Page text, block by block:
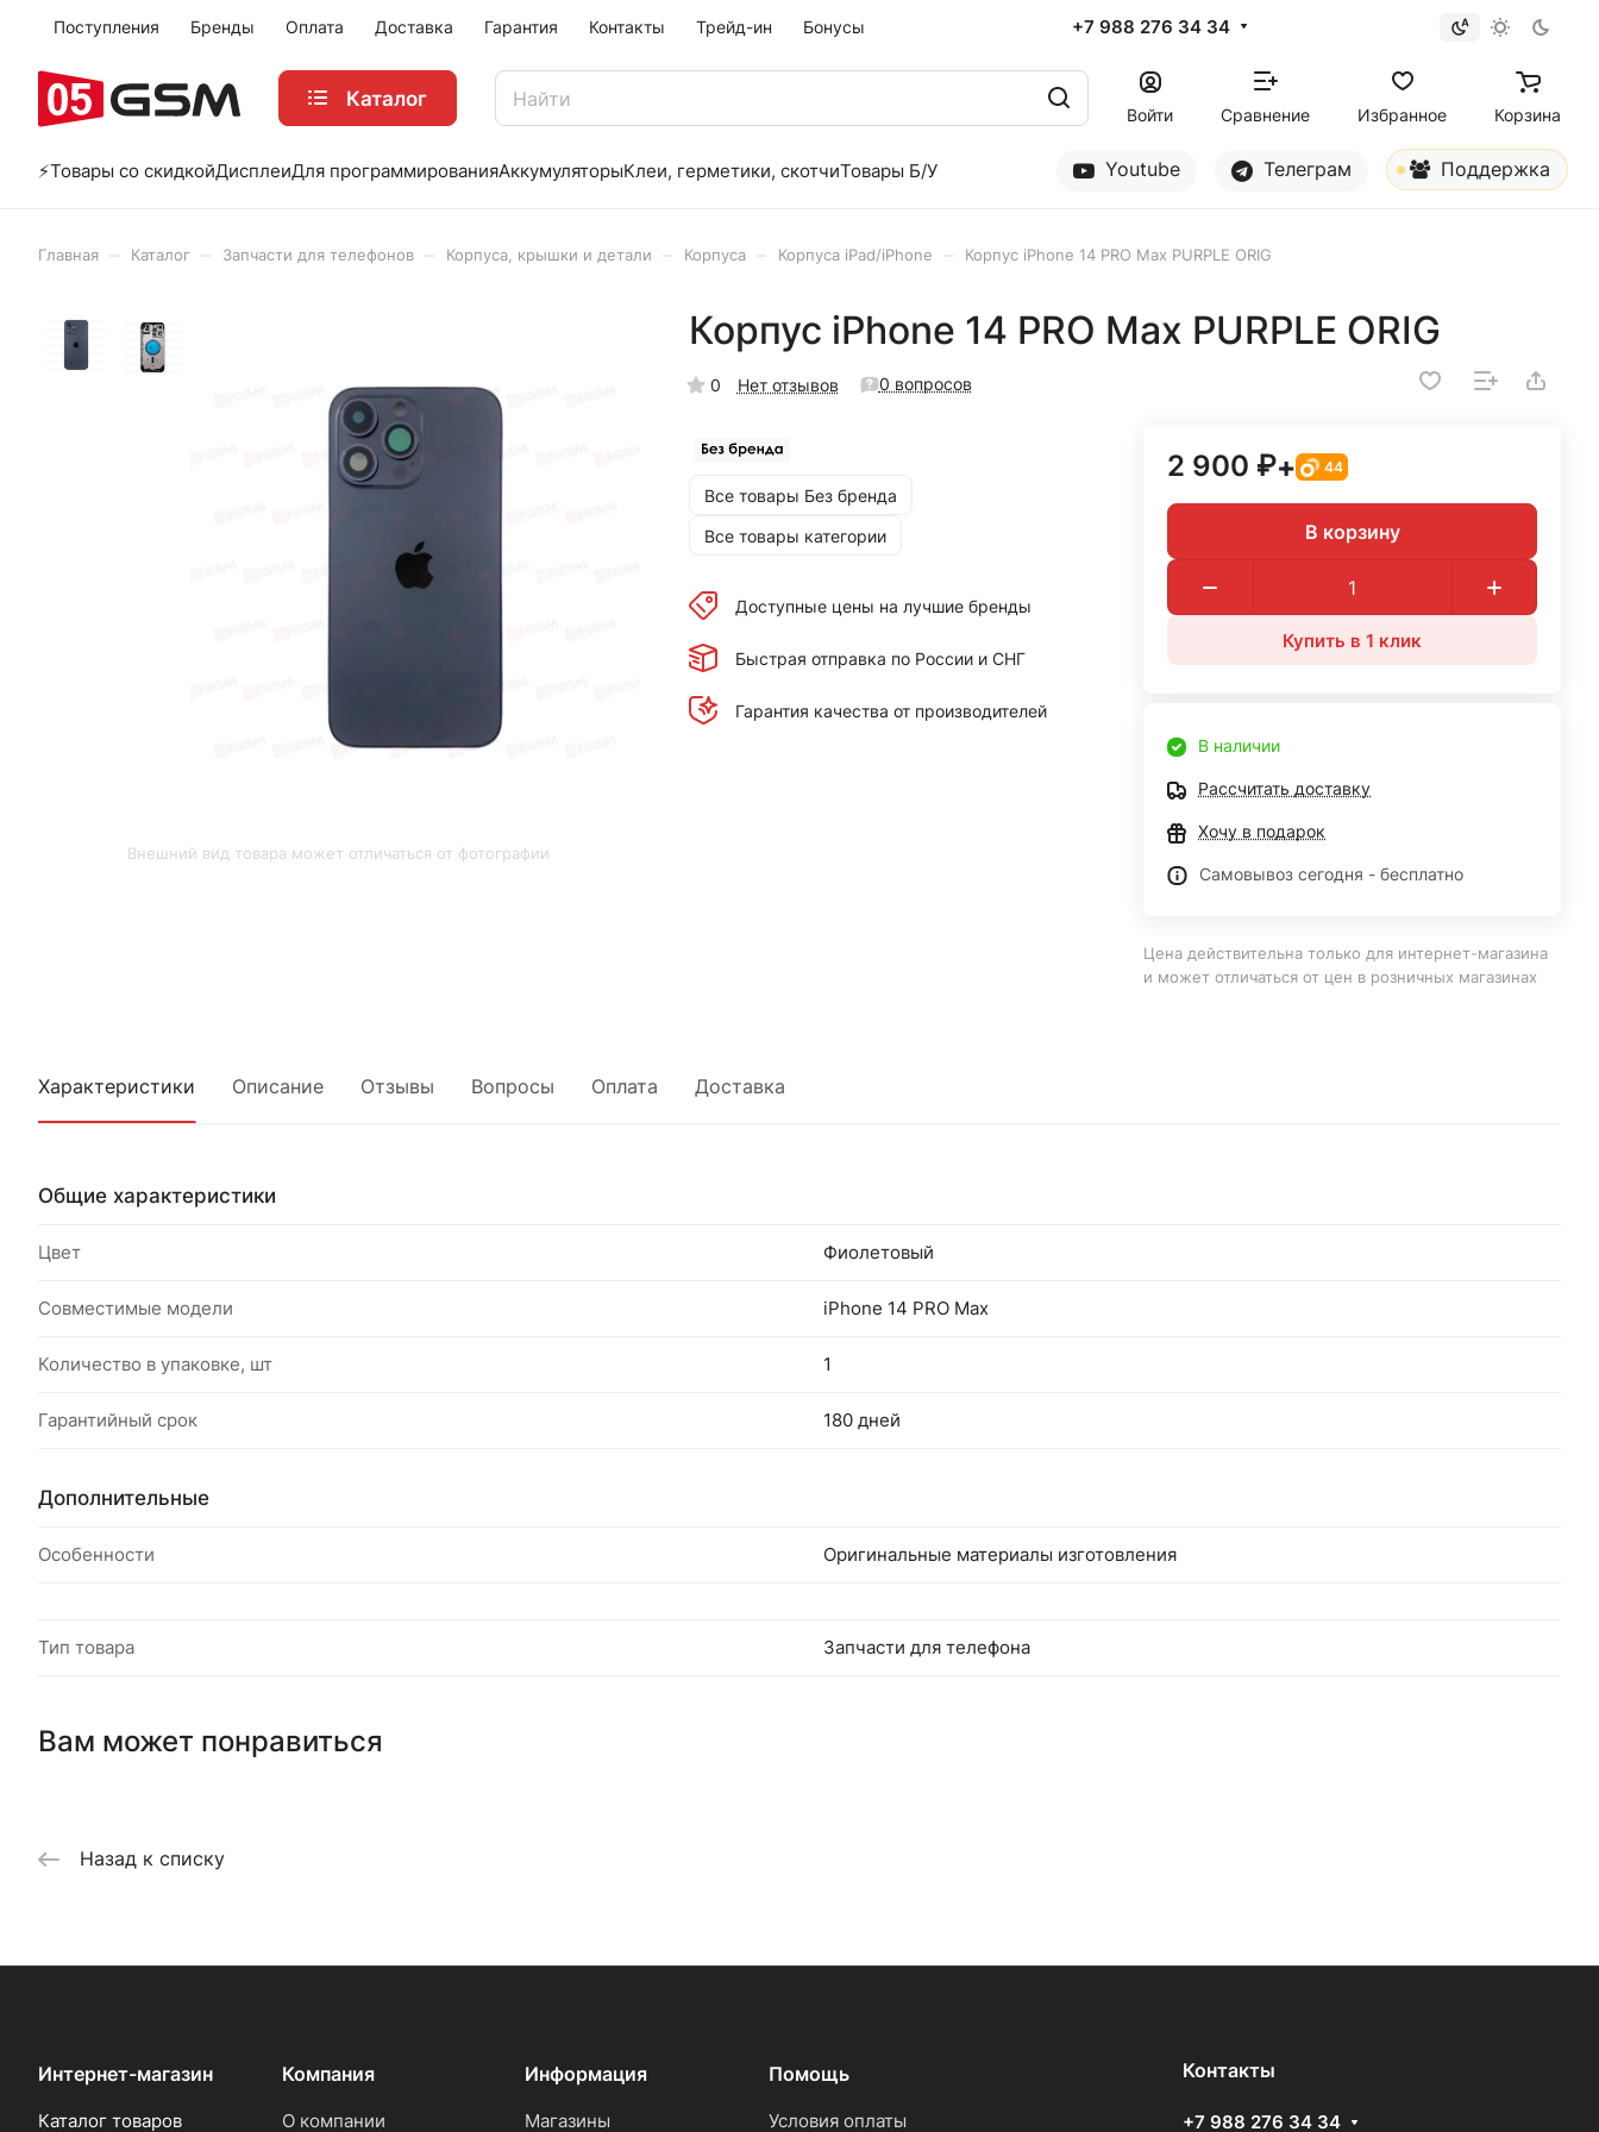
Поступления Бренды Оплата Доставка Гарантия Контакты Трейд-ин Бонусы +7 988 276 34 34
Каталог
Войти Сравнение Избранное Корзина
⚡️Товары со скидкойДисплеиДля программированияАккумуляторыКлеи, герметики, скотчиТовары Б/У Youtube Телеграм Поддержка
Главная Каталог Запчасти для телефонов Корпуса, крышки и детали Корпуса Корпуса iPad/iPhone Корпус iPhone 14 PRO Max PURPLE ORIG
Внешний вид товара может отличаться от фотографии
Корпус iPhone 14 PRO Max PURPLE ORIG
0 Нет отзывов 0 вопросов
Все товары Без бренда
Все товары категории
Доступные цены на лучшие бренды
Быстрая отправка по России и СНГ
Гарантия качества от производителей
2 900 ₽+ 44
В корзину
Купить в 1 клик
В наличии
Рассчитать доставку
Хочу в подарок
Самовывоз сегодня - бесплатно
Цена действительна только для интернет-магазина
и может отличаться от цен в розничных магазинах
Характеристики Описание Отзывы Вопросы Оплата Доставка
Общие характеристики
Цвет Фиолетовый
Совместимые модели iPhone 14 PRO Max
Количество в упаковке, шт 1
Гарантийный срок 180 дней
Дополнительные
Особенности Оригинальные материалы изготовления
Тип товара Запчасти для телефона
Вам может понравиться
Назад к списку
Интернет-магазин
Каталог товаров
Компания
О компании
Информация
Магазины
Помощь
Условия оплаты
Контакты
+7 988 276 34 34